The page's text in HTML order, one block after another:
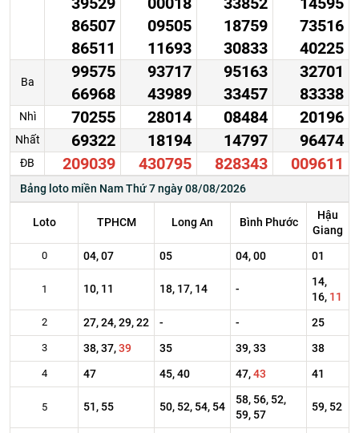
86507
86511
09505
11693
18759
30833
73516
40225
Ba
99575
66968
93717
43989
95163
33457
32701
83338
Nhì 70255 28014 08484 20196
Nhất 69322 18194 14797 96474
ĐB 209039 430795 828343 009611
Bảng loto miền Nam Thứ 7 ngày 08/08/2026
Loto TPHCM Long An Bình Phước
Hậu
Giang
0 04, 07 05 04, 00 01
1 10, 11 18, 17, 14 -
14,
16, 11
2 27, 24, 29, 22 - - 25
3 38, 37,39 35 39, 33 38
4 47 45, 40 47,43 41
5 51, 55 50, 52, 54, 54
58, 56, 52,
59, 57
59, 52